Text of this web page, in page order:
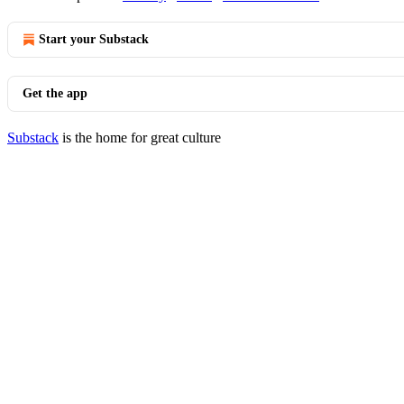
Start your Substack
Get the app
Substack is the home for great culture